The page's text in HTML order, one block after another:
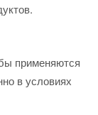
применяются
в условиях